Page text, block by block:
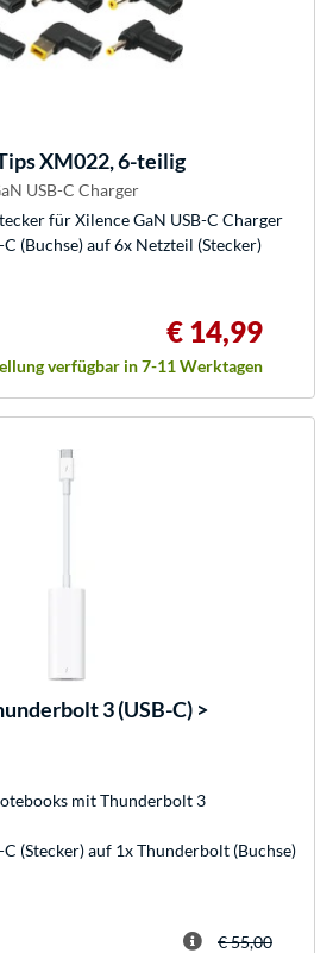
XM022, 6-teilig
USB-C Charger
für Xilence GaN USB-C Charger
(Buchse) auf 6x Netzteil (Stecker)
€ 14,99
verfügbar in 7-11 Werktagen
3 (USB-C) >
mit Thunderbolt 3
(Stecker) auf 1x Thunderbolt (Buchse)
€ 55,00